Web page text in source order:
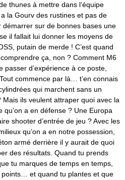
thunes à mettre dans l’équipe
la Gourv des rustines et pas de
démarrer sur de bonnes bases une
il fallait lui donner les moyens de
putain de merde ! C’est quand
ça, non ? Comment M6
passer d’expérience à ce poste,
commence par là… t’en connais
qui marchent sans un
Mais ils veulent attraper quoi avec la
qu’on a en défense ? Une Europa
shooter d’entrée de jeu ? Avec les
qu’on a en notre possession,
armé derrière il y aurait de quoi
des résultats. Quand tu prends
tu marques de temps en temps,
et quand tu plantes et que